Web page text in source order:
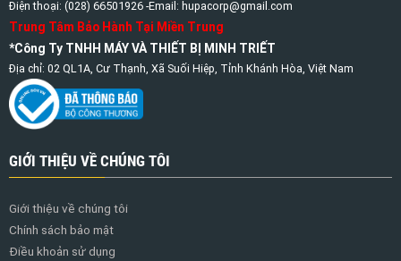
Điện thoại: (028) 66501926 -Email: hupacorp@gmail.com
Trung Tâm Bảo Hành Tại Miền Trung
*Công Ty TNHH MÁY VÀ THIẾT BỊ MINH TRIẾT
Địa chỉ: 02 QL1A, Cư Thạnh, Xã Suối Hiệp, Tỉnh Khánh Hòa, Việt Nam
GIỚI THIỆU VỀ CHÚNG TÔI
Giới thiệu về chúng tôi
Chính sách bảo mật
Điều khoản sử dụng